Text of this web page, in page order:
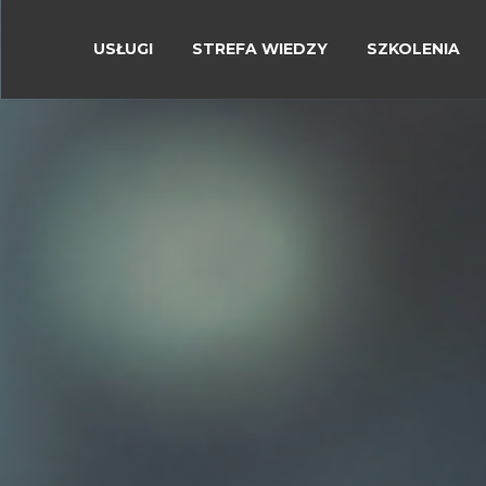
USŁUGI STREFA WIEDZY SZKOLENIA